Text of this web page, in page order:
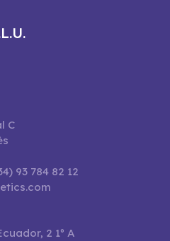
C
93 784 82 12
2 1º A